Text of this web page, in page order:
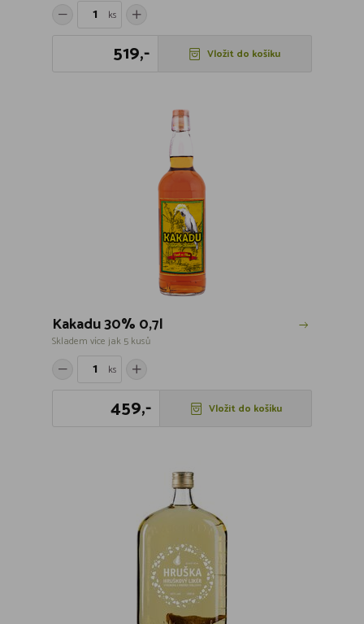
ks
519,- Vložit do košíku
Kakadu 30% 0,7l
Skladem více jak 5 kusů
ks
459,- Vložit do košíku